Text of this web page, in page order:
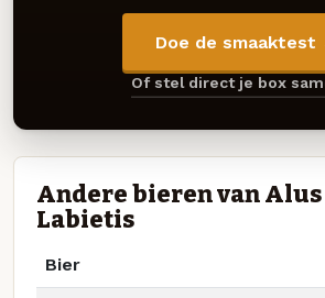
Doe de smaaktest
Of stel direct je box
Andere bieren van
Labietis
Bier